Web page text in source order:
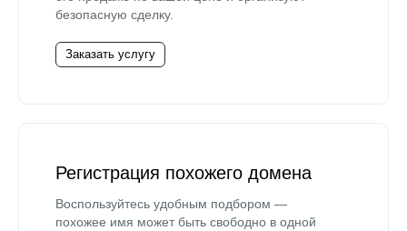
безопасную сделку.
Заказать услугу
Регистрация похожего домена
Воспользуйтесь удобным подбором —
похожее имя может быть свободно в одной